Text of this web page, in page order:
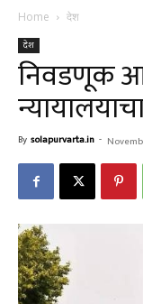
Home देश
देश
निवडणूक
By solapurvarta.in -